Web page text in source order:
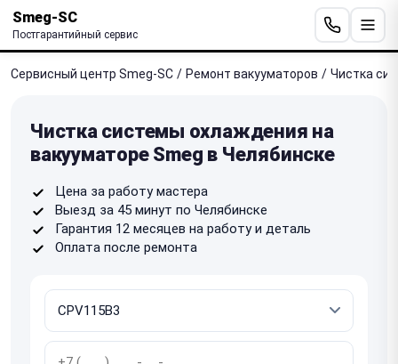
Smeg-SC
Постгарантийный сервис
Сервисный центр Smeg-SC / Ремонт вакууматоров / Чистка
Чистка системы охлаждения на
вакууматоре Smeg в Челябинске
Цена за работу мастера
Выезд за 45 минут по Челябинске
Гарантия 12 месяцев на работу и деталь
Оплата после ремонта